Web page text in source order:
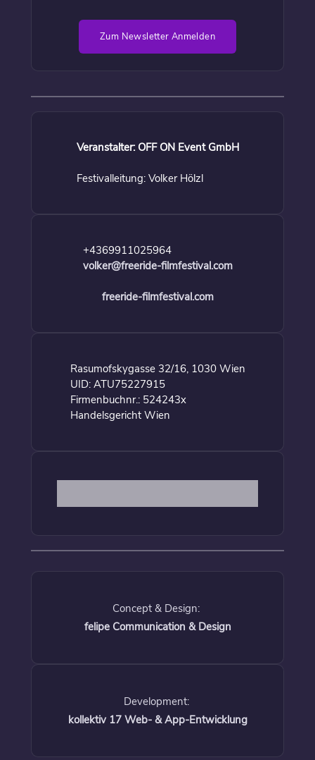
Zum Newsletter Anmelden
Veranstalter: OFF ON Event GmbH
Festivalleitung: Volker Hölzl
+4369911025964
volker@freeride-filmfestival.com
freeride-filmfestival.com
Rasumofskygasse 32/16, 1030 Wien
UID: ATU75227915
Firmenbuchnr.: 524243x
Handelsgericht Wien
Concept & Design:
felipe Communication & Design
Development:
kollektiv 17 Web- & App-Entwicklung